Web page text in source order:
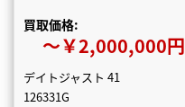
買取価格:
〜￥2,000,000円
デイトジャスト 41
126331G